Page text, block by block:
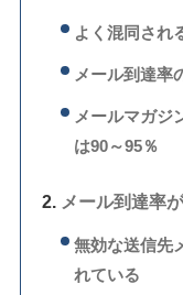
よく混同され
メール到達率
メールマガジ
は90～95％
メール到達率
無効な送信先
れている